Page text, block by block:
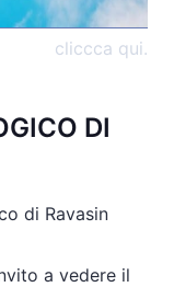
cliccca qui.
DI
di Ravasin
a vedere il